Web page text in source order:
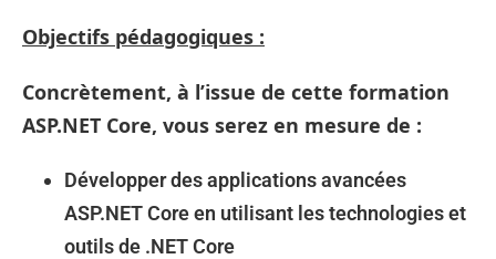
Objectifs pédagogiques :
Concrètement, à l’issue de cette formation
ASP.NET Core, vous serez en mesure de :
Développer des applications avancées
ASP.NET Core en utilisant les technologies et
outils de .NET Core